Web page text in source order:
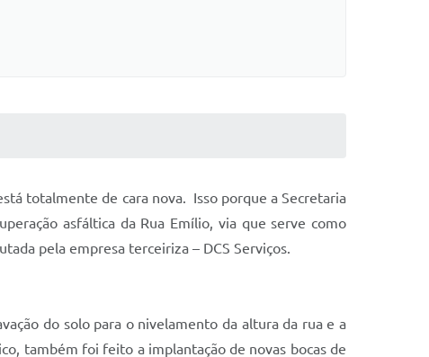
totalmente de cara nova. Isso porque a Secretaria
asfáltica da Rua Emílio, via que serve como
pela empresa terceiriza – DCS Serviços.
do solo para o nivelamento da altura da rua e a
também foi feito a implantação de novas bocas de